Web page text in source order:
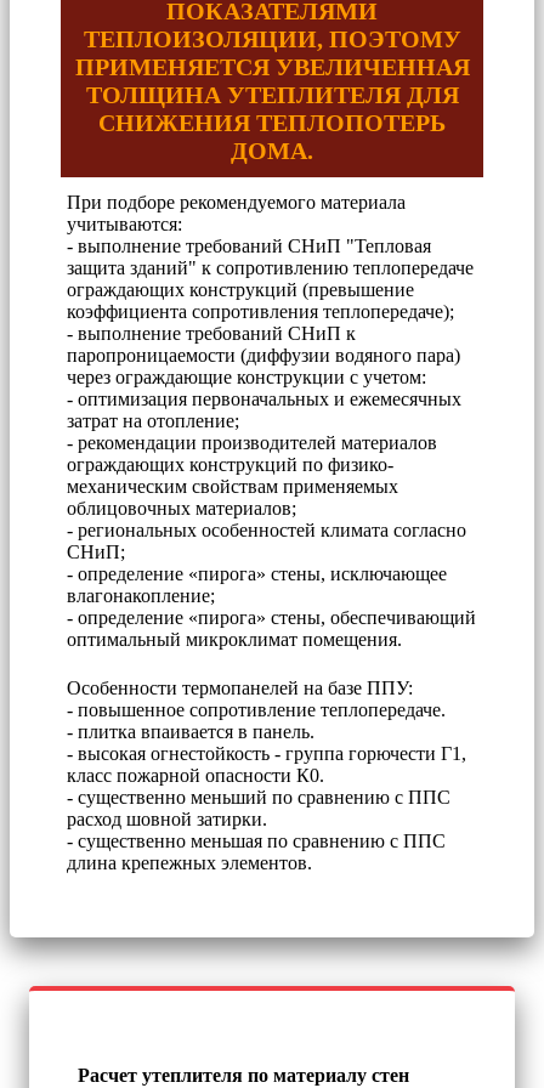
ПОКАЗАТЕЛЯМИ
ТЕПЛОИЗОЛЯЦИИ, ПОЭТОМУ
ПРИМЕНЯЕТСЯ УВЕЛИЧЕННАЯ
ТОЛЩИНА УТЕПЛИТЕЛЯ ДЛЯ
СНИЖЕНИЯ ТЕПЛОПОТЕРЬ
ДОМА.
При подборе рекомендуемого материала
учитываются:
- выполнение требований СНиП "Тепловая
защита зданий" к сопротивлению теплопередаче
ограждающих конструкций (превышение
коэффициента сопротивления теплопередаче);
- выполнение требований СНиП к
паропроницаемости (диффузии водяного пара)
через ограждающие конструкции с учетом:
- оптимизация первоначальных и ежемесячных
затрат на отопление;
- рекомендации производителей материалов
ограждающих конструкций по физико-
механическим свойствам применяемых
облицовочных материалов;
- региональных особенностей климата согласно
СНиП;
- определение «пирога» стены, исключающее
влагонакопление;
- определение «пирога» стены, обеспечивающий
оптимальный микроклимат помещения.
Особенности термопанелей на базе ППУ:
- повышенное сопротивление теплопередаче.
- плитка впаивается в панель.
- высокая огнестойкость - группа горючести Г1,
класс пожарной опасности К0.
- существенно меньший по сравнению с ППС
расход шовной затирки.
- существенно меньшая по сравнению с ППС
длина крепежных элементов.
Расчет утеплителя по материалу стен